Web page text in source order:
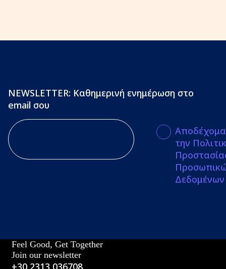
NEWSLETTER: Καθημερινή ενημέρωση στο
email σου
την
Δεδομένων
Feel Good, Get Together
Join our newsletter
+30 2313 036708